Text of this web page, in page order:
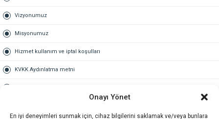
Onayı Yönet
En iyi deneyimleri sunmak için, cihaz bilgilerini saklamak ve/veya bunlara
Vizyonumuz
Misyonumuz
Hizmet kullanım ve iptal koşulları
KVKK Aydınlatma metni